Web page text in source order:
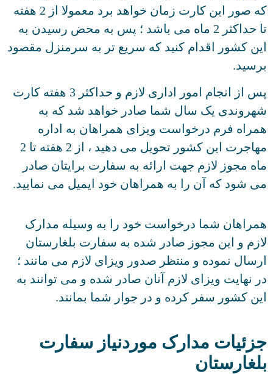
که صور این کارت زمان خواهد برد معمولا از 2 هفته
تا حداکثر 2 ماه می باشد ؛ پس به محض رسیدن به
کشور اقدام کنید که سریع تر به سرمنزل مقصود
پس از انجام امور اداری لازم و حداکثر 3 هفته کارت
یک سال شما صادر خواهد شد که به
فرم درخواست ویزای همراهان به اداره
مهاجرت این کشور تحویل می دهید ، از 2 هفته تا 2
مجوز لازم جهت ارائه به سفارت برایتان صادر
شود که آن را به همراهان خود ایمیل می نمایید.
شما درخواست خود را به وسیله مدارک
و این مجوز صادر شده به سفارت بلغارستان
نموده و منتظر صدور ویزای لازم می مانند ؛
نهایت ویزای لازم آنان صادر شده و می توانند به
کشور سفر کرده و در جوار شما بمانند.
مدارک موردنیاز سفارت